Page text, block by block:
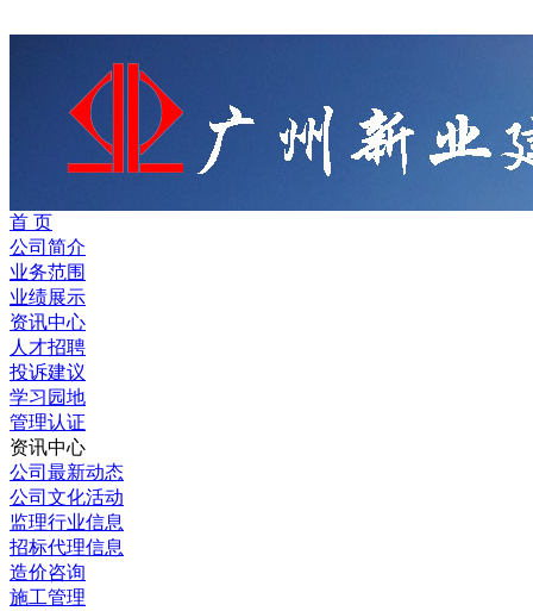
首 页
公司简介
业务范围
业绩展示
资讯中心
人才招聘
投诉建议
学习园地
管理认证
资讯中心
公司最新动态
公司文化活动
监理行业信息
招标代理信息
造价咨询
施工管理